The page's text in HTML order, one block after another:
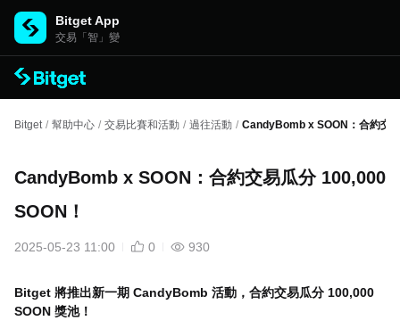
Bitget App
交易「智」變
Bitget / 幫助中心 / 交易比賽和活動 / 過往活動 / CandyBomb x SOON：合約交
CandyBomb x SOON：合約交易瓜分 100,000
SOON！
2025-05-23 11:00 0 930
Bitget 將推出新一期 CandyBomb 活動，合約交易瓜分 100,000
SOON 獎池！